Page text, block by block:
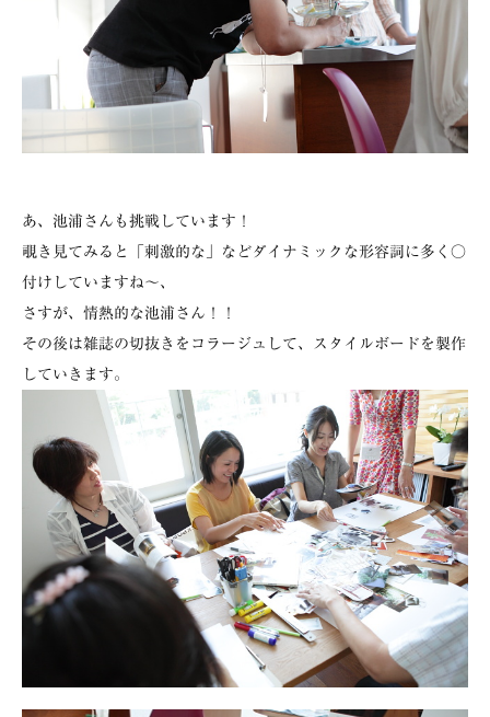
あ、池浦さんも挑戦しています！
覗き見てみると「刺激的な」などダイナミックな形容詞に多く○
付けしていますね～、
さすが、情熱的な池浦さん！！
その後は雑誌の切抜きをコラージュして、スタイルボードを製作
していきます。